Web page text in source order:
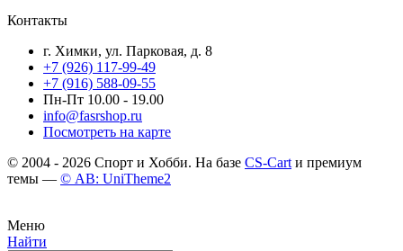
Контакты
г. Химки, ул. Парковая, д. 8
+7 (926) 117-99-49
+7 (916) 588-09-55
Пн-Пт 10.00 - 19.00
info@fasrshop.ru
Посмотреть на карте
© 2004 - 2026 Спорт и Хобби. На базе CS-Cart и премиум
темы — © AB: UniTheme2
Меню
Найти